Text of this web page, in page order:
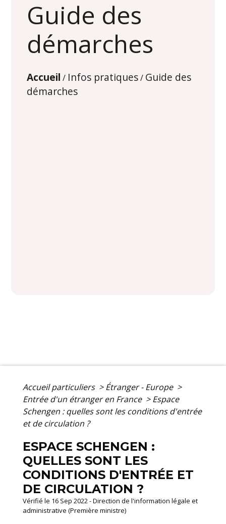
Guide des
démarches
Accueil / Infos pratiques/ Guide des
démarches
Accueil particuliers > Étranger - Europe >
Entrée d'un étranger en France > Espace
Schengen : quelles sont les conditions d'entrée
et de circulation ?
ESPACE SCHENGEN :
QUELLES SONT LES
CONDITIONS D'ENTRÉE ET
DE CIRCULATION ?
Vérifié le 16 Sep 2022 - Direction de l'information légale et
administrative (Première ministre)